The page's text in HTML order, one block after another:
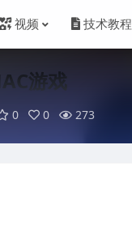
视频 技术教程
游戏
0 0 273